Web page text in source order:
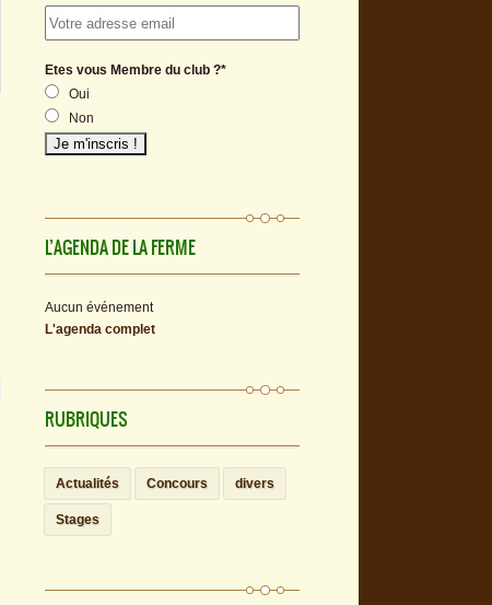
Etes vous Membre du club ?*
Oui
Non
L’AGENDA DE LA FERME
Aucun événement
L'agenda complet
RUBRIQUES
Actualités Concours divers
Stages